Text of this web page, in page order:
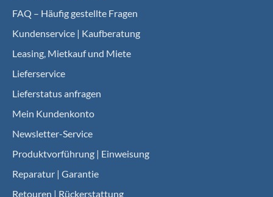
FAQ – Häufig gestellte Fragen
Kundenservice | Kaufberatung
Leasing, Mietkauf und Miete
Lieferservice
Lieferstatus anfragen
Mein Kundenkonto
Newsletter-Service
Produktvorführung | Einweisung
Reparatur | Garantie
Retouren | Rückerstattung